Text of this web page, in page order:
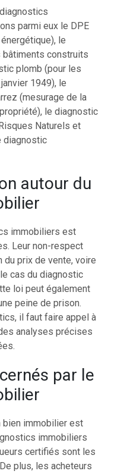
parmi eux le DPE
le
bâtiments construits
plomb (pour les
1949), le
(mesurage de la
le diagnostic
Naturels et
diagnostic
autour du
immobiliers est
Leur non-respect
du prix de vente, voire
le cas du diagnostic
loi peut également
peine de prison.
il faut faire appel à
analyses précises
par le
bien immobilier est
immobiliers
certifiés sont les
plus, les acheteurs